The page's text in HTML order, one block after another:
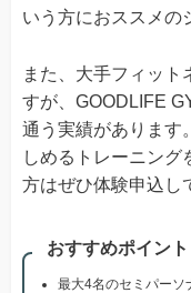
いう方におススメの
また、大手フィット
すが、GOODLIFE
通う実績があります
しめるトレーニング
方はぜひ体験申込し
おすすめポイント
最大4名のセミパーソ